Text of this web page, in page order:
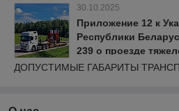
30.10.2025
Приложение 12 к
Республики
239 о проезде
крупногабаритных
ДОПУСТИМЫЕ ГАБАРИТЫ